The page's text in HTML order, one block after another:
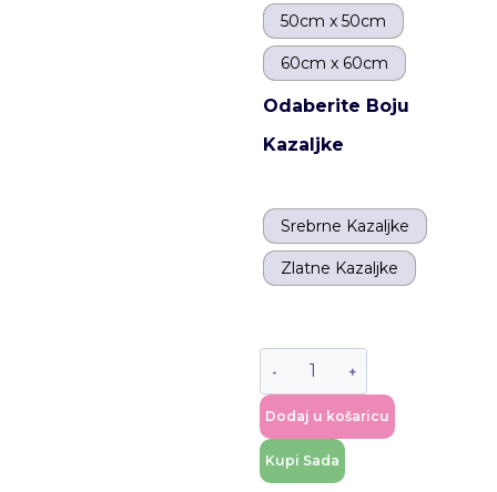
50cm x 50cm
60cm x 60cm
Odaberite Boju
Kazaljke
Srebrne Kazaljke
Zlatne Kazaljke
Dodaj u košaricu
Kupi Sada